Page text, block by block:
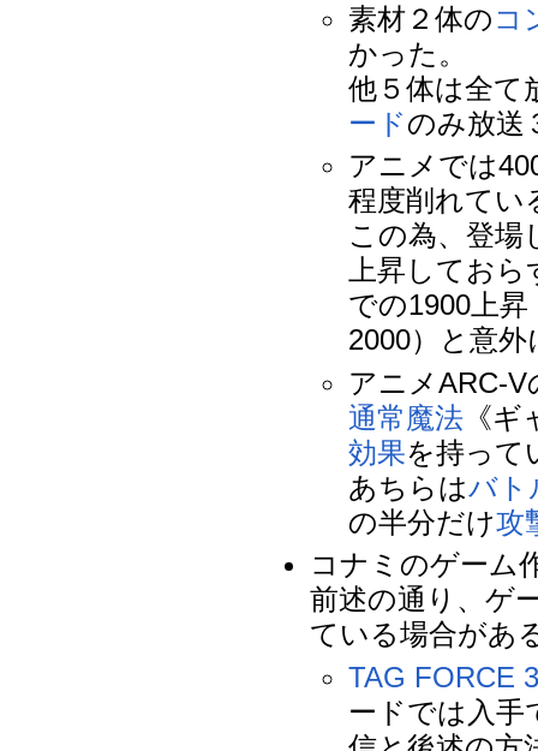
素材２体のコ
かった。
他５体は全て
ードのみ放送
アニメでは
程度削れてい
この為、登場
上昇しておら
での1900上昇
2000）と意
アニメARC-
通常魔法 《
効果を持って
あちらはバト
の半分だけ攻
コナミのゲーム
前述の通り、ゲ
ている場合があ
TAG FORCE
ードでは入手